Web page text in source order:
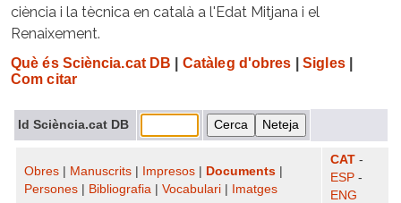
ciència i la tècnica en català a l'Edat Mitjana i el
Renaixement.
Què és Sciència.cat DB Catàleg d'obres Sigles|
Com citar
Id Sciència.cat DB
Obres Manuscrits Impresos Documents
Persones
Bibliografia Vocabulari Imatges
CAT -
ESP -
ENG